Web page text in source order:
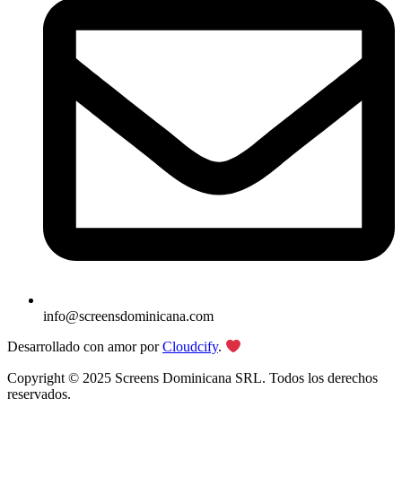
info@screensdominicana.com
Desarrollado con amor porCloudcify.
Copyright © 2025 Screens Dominicana SRL. Todos los derechos
reservados.